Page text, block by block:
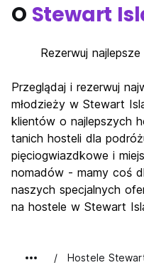
O Stewart
Rezerwuj
Przeglądaj i rezerwuj
młodzieży w Stewart
klientów o najlepszych
tanich hosteli dla
pięciogwiazdkowe i
nomadów - mamy coś
naszych specjalnych
na hostele w Stewart
Hostele